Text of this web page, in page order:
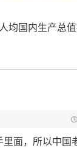
均国内生产总
面，所以中国